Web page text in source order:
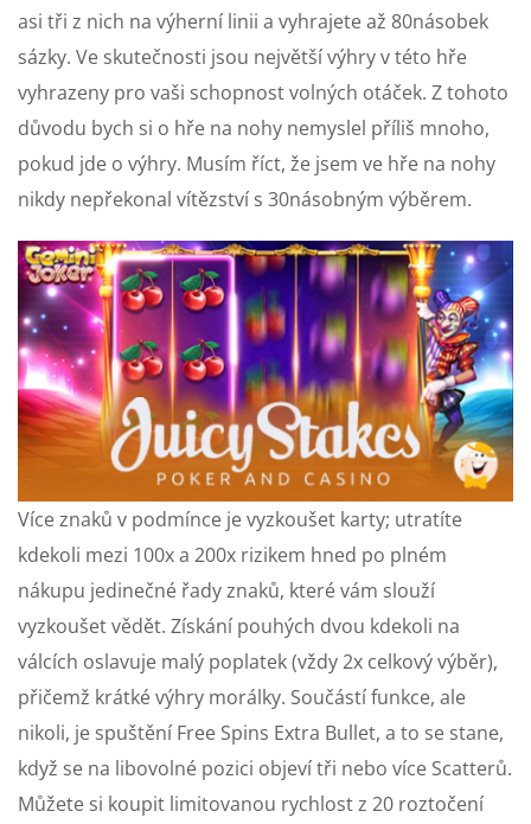
asi tři z nich na výherní linii a vyhrajete až 80násobek
sázky. Ve skutečnosti jsou největší výhry v této hře
vyhrazeny pro vaši schopnost volných otáček. Z tohoto
důvodu bych si o hře na nohy nemyslel příliš mnoho,
pokud jde o výhry. Musím říct, že jsem ve hře na nohy
nikdy nepřekonal vítězství s 30násobným výběrem.
Více znaků v podmínce je vyzkoušet karty; utratíte
kdekoli mezi 100x a 200x rizikem hned po plném
nákupu jedinečné řady znaků, které vám slouží
vyzkoušet vědět. Získání pouhých dvou kdekoli na
válcích oslavuje malý poplatek (vždy 2x celkový výběr),
přičemž krátké výhry morálky. Součástí funkce, ale
nikoli, je spuštění Free Spins Extra Bullet, a to se stane,
když se na libovolné pozici objeví tři nebo více Scatterů.
Můžete si koupit limitovanou rychlost z 20 roztočení